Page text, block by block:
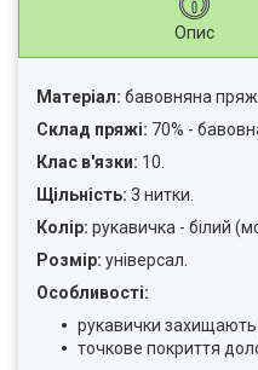
Опис
Матеріал: бавовняна
Склад пряжі: 70% -
Клас в'язки: 10.
Щільність: 3 нитки.
Колір: рукавичка - білий
Розмір: універсал.
Особливості:
рукавички захищають
точкове покриття